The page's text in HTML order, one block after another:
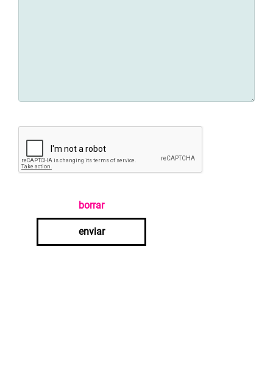
borrar
enviar